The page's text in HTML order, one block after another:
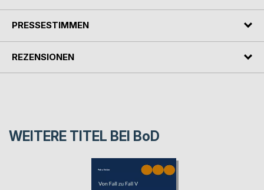
PRESSESTIMMEN
REZENSIONEN
WEITERE TITEL BEI BoD